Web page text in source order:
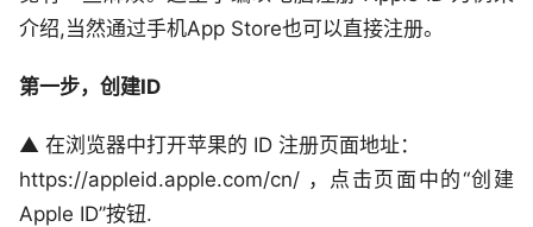
介绍,当然通过手机App Store也可以直接注册。
第一步，创建ID
▲ 在浏览器中打开苹果的 ID 注册页面地址：
https://appleid.apple.com/cn/ ，点击页面中的“创建
Apple ID”按钮.